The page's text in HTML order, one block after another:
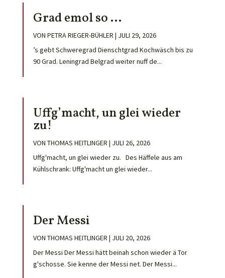
Grad emol so …
VON PETRA RIEGER-BÜHLER | JULI 29, 2026
’s gebt Schweregrad Dienschtgrad Kochwäsch bis zu
90 Grad. Leningrad Belgrad weiter nuff de...
Uffg’macht, un glei wieder
zu!
VON THOMAS HEITLINGER | JULI 26, 2026
Uffg'macht, un glei wieder zu. Des Häffele aus am
Kühlschrank: Uffg'macht un glei wieder...
Der Messi
VON THOMAS HEITLINGER | JULI 20, 2026
Der Messi Der Messi hätt beinah schon wieder ä Tor
g'schosse. Sie kenne der Messi net. Der Messi...